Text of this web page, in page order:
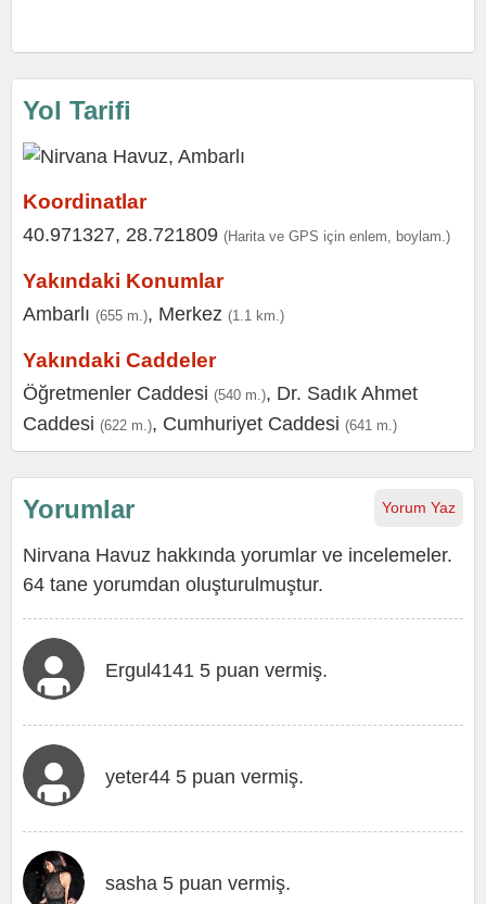
Yol Tarifi
Koordinatlar
40.971327, 28.721809 (Harita ve GPS için enlem, boylam.)
Yakındaki Konumlar
Ambarlı (655 m.), Merkez (1.1 km.)
Yakındaki Caddeler
Öğretmenler Caddesi (540 m.), Dr. Sadık Ahmet
Caddesi (622 m.), Cumhuriyet Caddesi (641 m.)
Yorum Yaz
Yorumlar
Nirvana Havuz hakkında yorumlar ve incelemeler.
64 tane yorumdan oluşturulmuştur.
Ergul4141 5 puan vermiş.
yeter44 5 puan vermiş.
sasha 5 puan vermiş.